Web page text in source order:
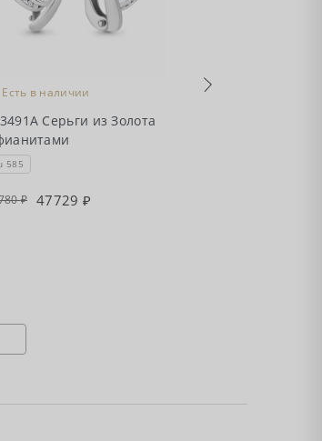
Есть в наличии
Серьги из Золота
585
47729